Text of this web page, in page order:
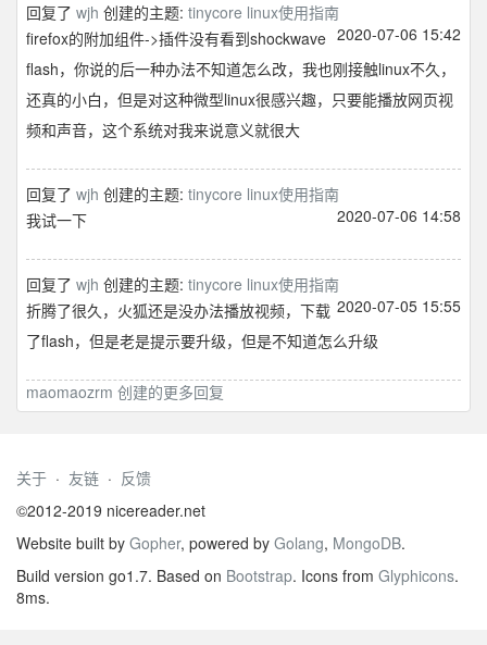
回复了 wjh 创建的主题: tinycore linux使用指南
2020-07-06 15:42
firefox的附加组件->插件没有看到shockwave
flash，你说的后一种办法不知道怎么改，我也刚接触linux不久，
还真的小白，但是对这种微型linux很感兴趣，只要能播放网页视
频和声音，这个系统对我来说意义就很大
回复了 wjh 创建的主题: tinycore linux使用指南
2020-07-06 14:58
我试一下
回复了 wjh 创建的主题: tinycore linux使用指南
2020-07-05 15:55
折腾了很久，火狐还是没办法播放视频，下载
了flash，但是老是提示要升级，但是不知道怎么升级
maomaozrm 创建的更多回复
关于 · 友链 · 反馈
©2012-2019 nicereader.net
Website built by Gopher, powered by Golang, MongoDB.
Build version go1.7. Based on Bootstrap. Icons from Glyphicons.
8ms.